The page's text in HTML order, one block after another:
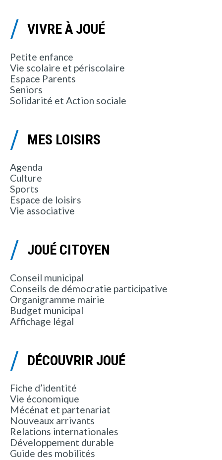
VIVRE À JOUÉ
Petite enfance
Vie scolaire et périscolaire
Espace Parents
Seniors
Solidarité et Action sociale
MES LOISIRS
Agenda
Culture
Sports
Espace de loisirs
Vie associative
JOUÉ CITOYEN
Conseil municipal
Conseils de démocratie participative
Organigramme mairie
Budget municipal
Affichage légal
DÉCOUVRIR JOUÉ
Fiche d’identité
Vie économique
Mécénat et partenariat
Nouveaux arrivants
Relations internationales
Développement durable
Guide des mobilités